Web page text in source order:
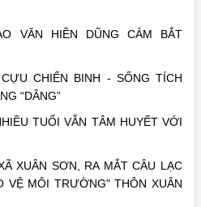
VĂN HIỀN DŨNG CẢM BẮT
CHIẾN BINH - SỐNG TÍCH
“DÂNG”
TUỔI VẪN TÂM HUYẾT VỚI
XUÂN SƠN, RA MẮT CÂU LẠC
VỆ MÔI TRƯỜNG" THÔN XUÂN